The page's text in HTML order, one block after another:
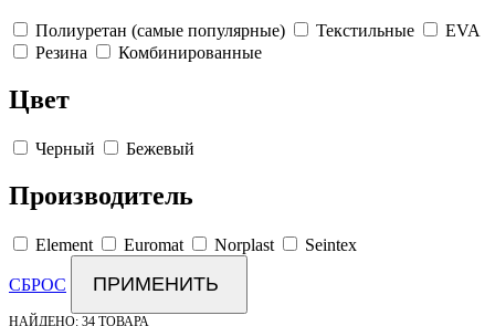
Полиуретан (самые популярные) Текстильные
EVA
Резина
Комбинированные
Цвет
Черный Бежевый
Производитель
Element Euromat Norplast Seintex
СБРОС ПРИМЕНИТЬ
НАЙДЕНО: 34 ТОВАРА